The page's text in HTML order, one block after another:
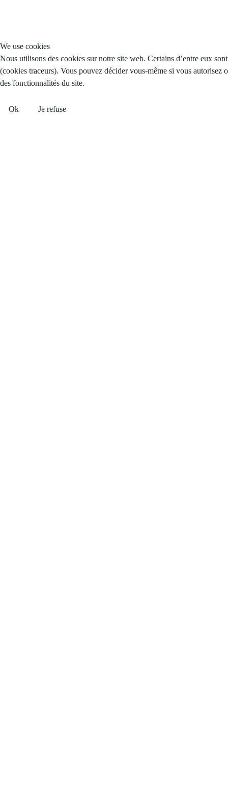
We use cookies
Nous utilisons des cookies sur notre site web. Certains d’entre eux
(cookies traceurs). Vous pouvez décider vous-même si vous
des fonctionnalités du site.
Ok Je refuse